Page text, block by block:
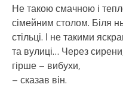
Не такою смачною і
сімейним столом. Біля
стільці. І не такими
та вулиці… Через
гірше – вибухи,
– сказав він.